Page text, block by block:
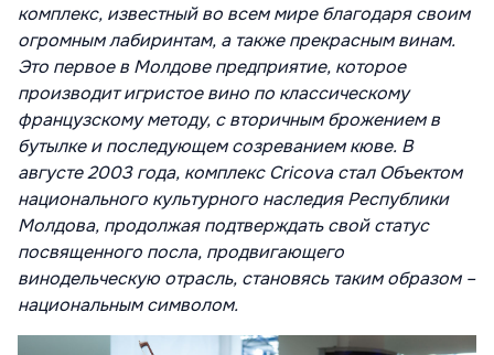
комплекс, известный во всем мире благодаря своим
огромным лабиринтам, а также прекрасным винам.
Это первое в Молдове предприятие, которое
производит игристое вино по классическому
французскому методу, с вторичным брожением в
бутылке и последующем созреванием кюве. В
августе 2003 года, комплекс Cricova стал Объектом
национального культурного наследия Республики
Молдова, продолжая подтверждать свой статус
посвященного посла, продвигающего
винодельческую отрасль, становясь таким образом –
национальным символом.